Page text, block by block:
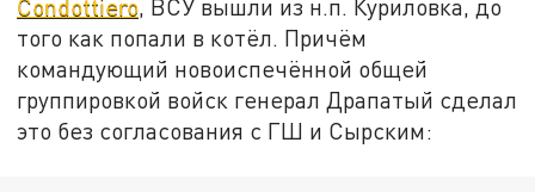
Condottiero, ВСУ вышли из н.п. Куриловка, до
того как попали в котёл. Причём
командующий новоиспечённой общей
группировкой войск генерал Драпатый сделал
это без согласования с ГШ и Сырским: